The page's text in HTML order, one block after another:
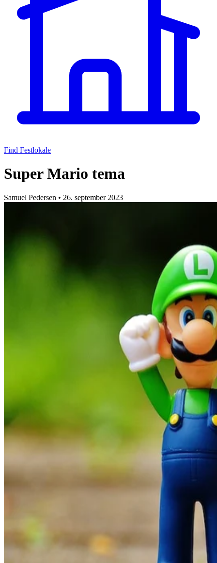
Find Festlokale
Super Mario tema
Samuel Pedersen • 26. september 2023